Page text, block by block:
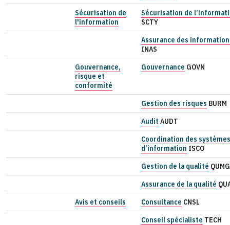
Sécurisation de
l'information
Sécurisation de
SCTY
Assurance des
INAS
Gouvernance,
risque et
conformité
Gouvernance GOVN
Gestion des risques BURM
Audit AUDT
Coordination des systèmes
d’information ISCO
Gestion de la qualité QUMG
Assurance de la qualité
Avis et conseils
Consultance CNSL
Conseil spécialiste TECH